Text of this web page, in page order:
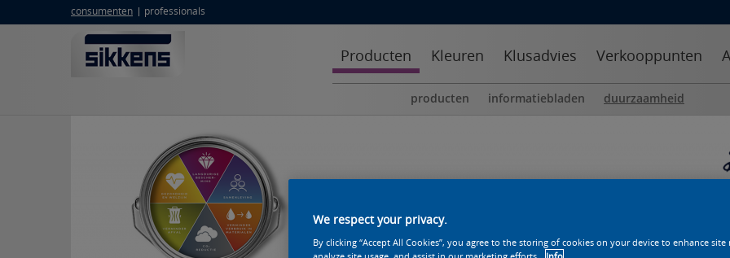
consumenten professionals
Producten Kleuren Klusadvies Verkooppunten
producten informatiebladen duurzaamheid
We respect your privacy.
By clicking “Accept All Cookies”, you agree to the storing of cookies on your device to enhance